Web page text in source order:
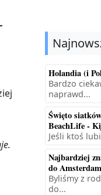
Holandia (i
Bardzo
naprawd...
Święto
BeachLife -
Jeśli ktoś
Najbardziej
do
Byliśmy z
do...